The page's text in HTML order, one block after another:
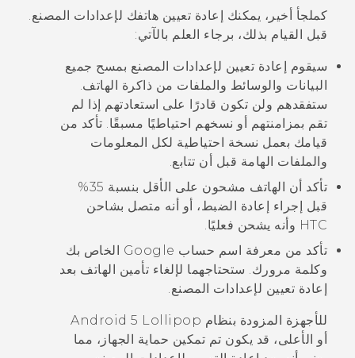
كملجأ أخير، يمكنك إعادة تعيين هاتفك لإعدادات المصنع.
قبل القيام بذلك، برجاء العلم بالآتي:
سيقوم إعادة تعيين لإعدادات المصنع بمسح جميع
البيانات والوسائط والملفات من ذاكرة الهاتف.
ستفقدهم ولن تكون قادرًا على استعادتهم إذا لم
تقم بمزامنتهم أو نسخهم احتياطيًا مسبقًا. تأكد من
قيامك بعمل نسخة احتياطية لكل المعلومات
والملفات الهامة قبل أن تتابع.
تأكد أن الهاتف مشحون على الأقل بنسبة 35%
قبل إجراء إعادة الضبط، أو أنه متصل بشاحن
HTC وأنه يشحن فعليًا.
تأكد من معرفة اسم حساب Google الخاص بك
وكلمة مرورك. ستحتاجهما لإلغاء تأمين الهاتف بعد
إعادة تعيين لإعدادات المصنع.
للأجهزة المزودة بنظام Android 5 Lollipop
أو الأعلى، قد يكون تم تمكين حماية الجهاز، مما